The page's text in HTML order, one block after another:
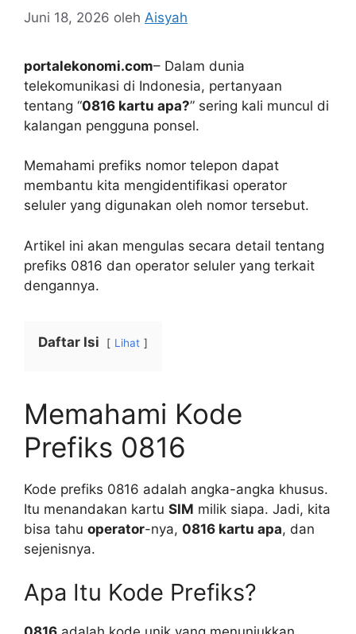
Juni 18, 2026 oleh Aisyah
portalekonomi.com– Dalam dunia
telekomunikasi di Indonesia, pertanyaan
tentang “0816 kartu apa?” sering kali muncul di
kalangan pengguna ponsel.
Memahami prefiks nomor telepon dapat
membantu kita mengidentifikasi operator
seluler yang digunakan oleh nomor tersebut.
Artikel ini akan mengulas secara detail tentang
prefiks 0816 dan operator seluler yang terkait
dengannya.
Daftar Isi Lihat
Memahami Kode
Prefiks 0816
Kode prefiks 0816 adalah angka-angka khusus.
Itu menandakan kartu SIM milik siapa. Jadi, kita
bisa tahu operator-nya, 0816 kartu apa, dan
sejenisnya.
Apa Itu Kode Prefiks?